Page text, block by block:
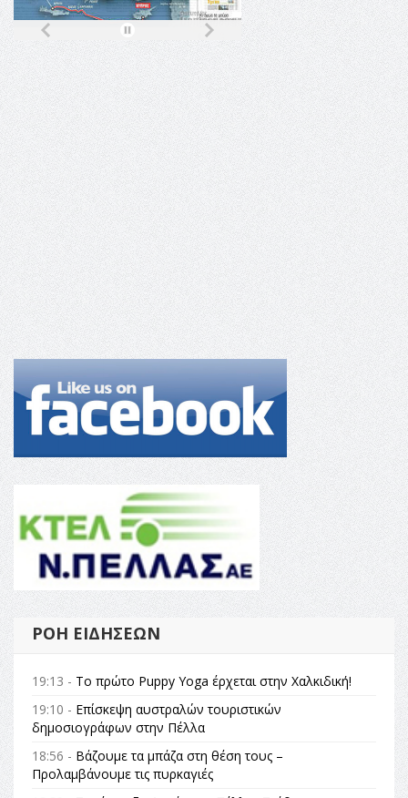
ΡΟΉ ΕΙΔΉΣΕΩΝ
19:13 - Το πρώτο Puppy Yoga έρχεται στην Χαλκιδική!
19:10 - Επίσκεψη αυστραλών τουριστικών
δημοσιογράφων στην Πέλλα
18:56 - Βάζουμε τα μπάζα στη θέση τους –
Προλαμβάνουμε τις πυρκαγιές